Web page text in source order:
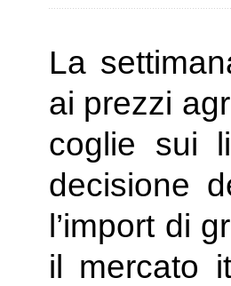
La
ai prezzi
coglie sui
decisione
l’import di
il mercato